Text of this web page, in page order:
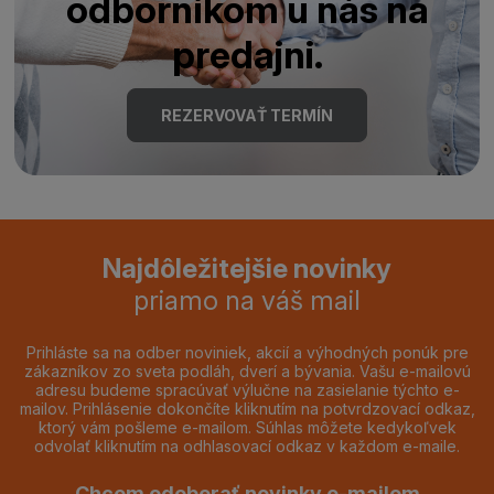
odborníkom u nás na
predajni.
REZERVOVAŤ TERMÍN
Najdôležitejšie novinky
priamo na váš mail
Prihláste sa na odber noviniek, akcií a výhodných ponúk pre
zákazníkov zo sveta podláh, dverí a bývania. Vašu e-mailovú
adresu budeme spracúvať výlučne na zasielanie týchto e-
mailov. Prihlásenie dokončíte kliknutím na potvrdzovací odkaz,
ktorý vám pošleme e-mailom. Súhlas môžete kedykoľvek
odvolať kliknutím na odhlasovací odkaz v každom e-maile.